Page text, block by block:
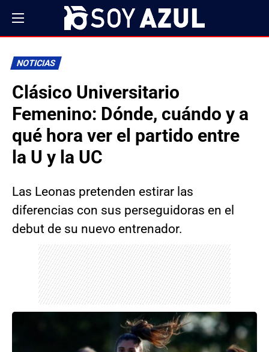
NOTICIAS
Clásico Universitario
Femenino: Dónde, cuándo y a
qué hora ver el partido entre
la U y la UC
Las Leonas pretenden estirar las
diferencias con sus perseguidoras en el
debut de su nuevo entrenador.